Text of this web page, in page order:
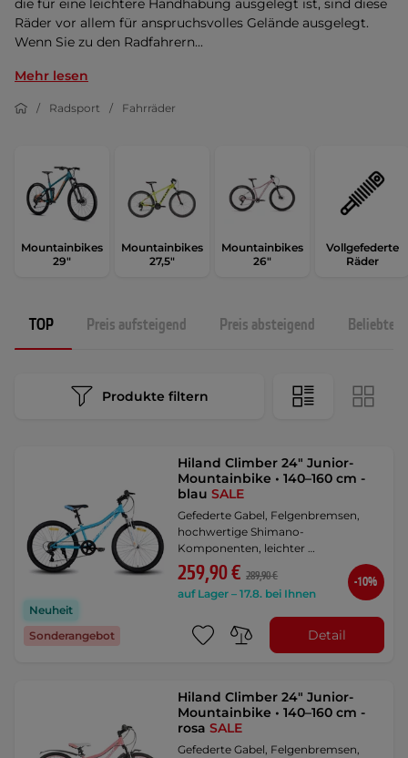
die für eine leichtere Handhabung ausgelegt ist, sind diese
Räder vor allem für anspruchsvolles Gelände ausgelegt.
Wenn Sie zu den Radfahrern...
Mehr lesen
Radsport Fahrräder
Mountainbikes
29"
Mountainbikes
27,5"
Mountainbikes
26"
Vollgefederte
Räder
TOP Preis aufsteigend Preis absteigend
Produkte filtern
Neuheit
Sonderangebot
Hiland Climber 24" Junior-
Mountainbike • 140–160 cm -
blauSALE
Gefederte Gabel, Felgenbremsen,
hochwertige Shimano-
Komponenten, leichter …
259,90 € 289,90 €
auf Lager – 17.8. bei Ihnen
-10%
Detail
Hiland Climber 24" Junior-
Mountainbike • 140–160 cm -
rosaSALE
Gefederte Gabel, Felgenbremsen,